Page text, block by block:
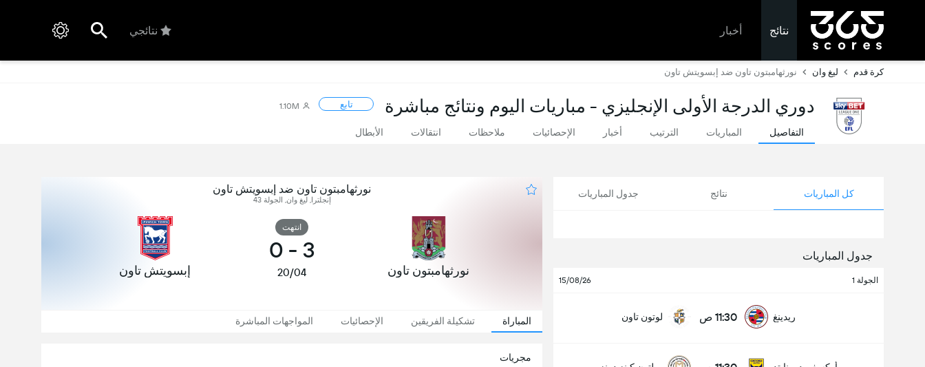
نتائج أخبار نتائجي
كرة قدم ليغ وان نورثهامبتون تاون ضد إبسويتش تاون
دوري الدرجة الأولى الإنجليزي - مباريات اليوم ونتائج مباشرة تابع 1.10M
التفاصيل المباريات الترتيب أخبار الإحصائيات ملاحظات انتقالات الأبطال
كل المباريات نتائج جدول المباريات
جدول المباريات
الجولة 1 15/08/26
ريدينغ 11:30 ص لوتون تاون
نورثهامبتون تاون ضد إبسويتش تاون
إنجلترا, ليغ وان, الجولة 43
نورثهامبتون تاون
انتهت
3
-
0
20/04 إبسويتش تاون
المباراة تشكيلة الفريقين الإحصائيات المواجهات المباشرة
مجريات